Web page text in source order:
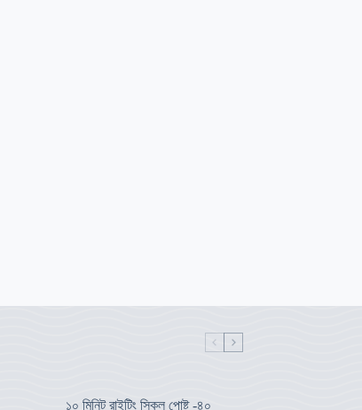
১০ মিনিট রাইটিং স্কিল পোষ্ট -৪০